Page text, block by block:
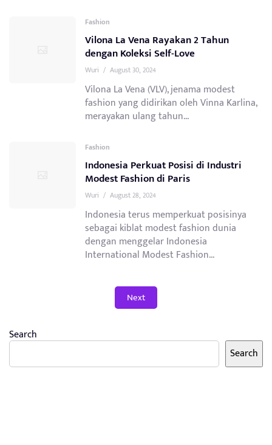
Fashion
Vilona La Vena Rayakan 2 Tahun
dengan Koleksi Self-Love
Wuri / August 30, 2024
Vilona La Vena (VLV), jenama modest
fashion yang didirikan oleh Vinna Karlina,
merayakan ulang tahun...
Fashion
Indonesia Perkuat Posisi di Industri
Modest Fashion di Paris
Wuri / August 28, 2024
Indonesia terus memperkuat posisinya
sebagai kiblat modest fashion dunia
dengan menggelar Indonesia
International Modest Fashion...
Next
Search
Search